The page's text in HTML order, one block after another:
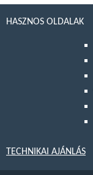
HASZNOS OLDALAK
TECHNIKAI AJÁNLÁS